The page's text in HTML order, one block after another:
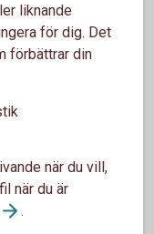
liknande
för dig. Det
förbättrar din
när du vill,
när du är
.